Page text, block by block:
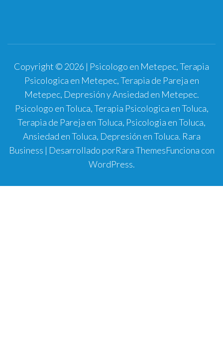
Copyright © 2026 | Psicologo en Metepec, Terapia
Psicologica en Metepec, Terapia de Pareja en
Metepec, Depresión y Ansiedad en Metepec.
Psicologo en Toluca, Terapia Psicologica en Toluca,
Terapia de Pareja en Toluca, Psicologia en Toluca,
Ansiedad en Toluca, Depresión en Toluca. Rara
Business | Desarrollado porRara ThemesFunciona con
WordPress.